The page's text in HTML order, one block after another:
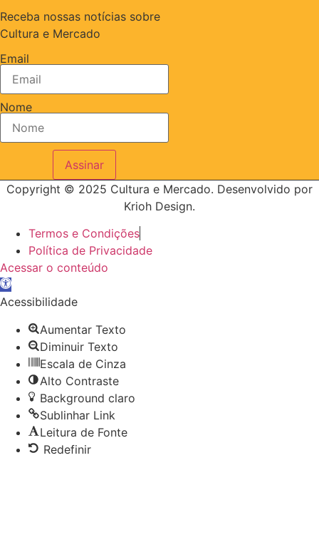
Receba nossas notícias sobre
Cultura e Mercado
Email
Nome
Assinar
Copyright © 2025 Cultura e Mercado. Desenvolvido por
Krioh Design.
Termos e Condições
Política de Privacidade
Acessar o conteúdo
Abrir
a
ferramentas
Acessibilidade
Aumentar Texto
Diminuir Texto
Escala de Cinza
Alto Contraste
Background claro
Sublinhar Link
Leitura de Fonte
Redefinir